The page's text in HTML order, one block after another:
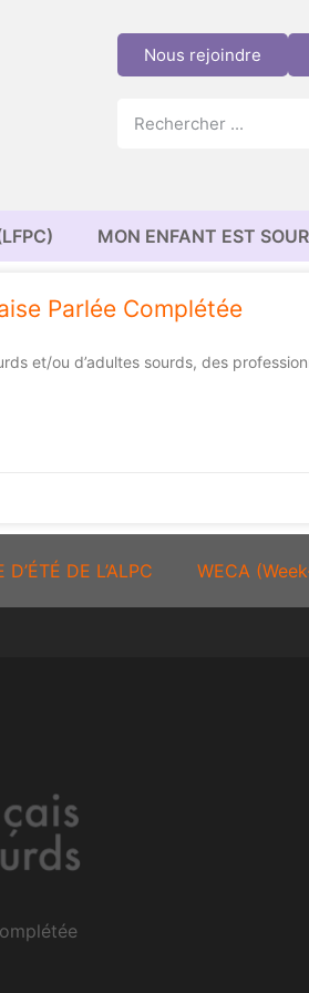
Nous rejoindre
MON ENFANT EST
Parlée Complétée
et/ou d’adultes sourds, des
D’ÉTÉ DE L’ALPC WECA